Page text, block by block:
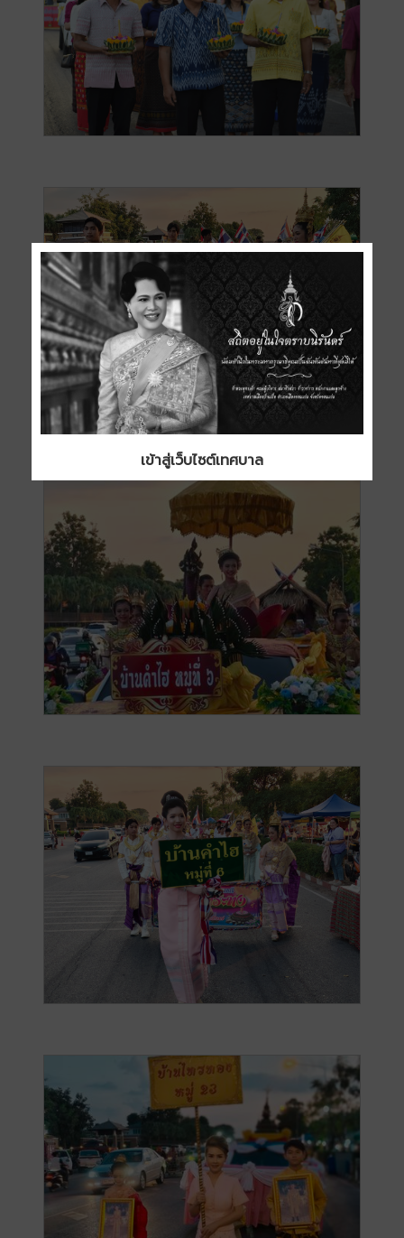
เข้าสู่เว็บไซต์เทศบาล